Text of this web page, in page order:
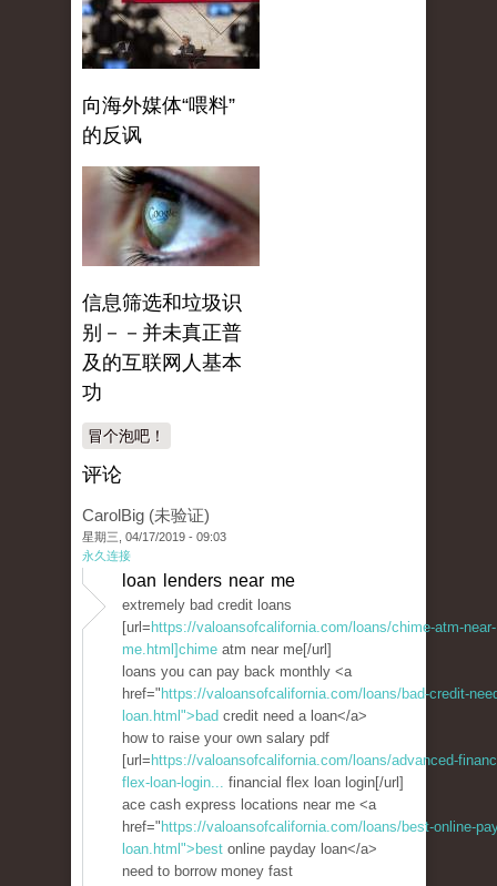
向海外媒体“喂料”
的反讽
信息筛选和垃圾识
别－－并未真正普
及的互联网人基本
功
冒个泡吧！
评论
CarolBig (未验证)
星期三, 04/17/2019 - 09:03
永久连接
loan lenders near me
extremely bad credit loans
[url= https://valoansofcalifornia.com/loans/chime-atm-near-
me.html]chime atm near me[/url]
loans you can pay back monthly <a
href=" https://valoansofcalifornia.com/loans/bad-credit-
loan.html">bad credit need a loan</a>
how to raise your own salary pdf
[url= https://valoansofcalifornia.com/loans/advanced-
flex-loan-login... financial flex loan login[/url]
ace cash express locations near me <a
href=" https://valoansofcalifornia.com/loans/best-online-
loan.html">best online payday loan</a>
need to borrow money fast